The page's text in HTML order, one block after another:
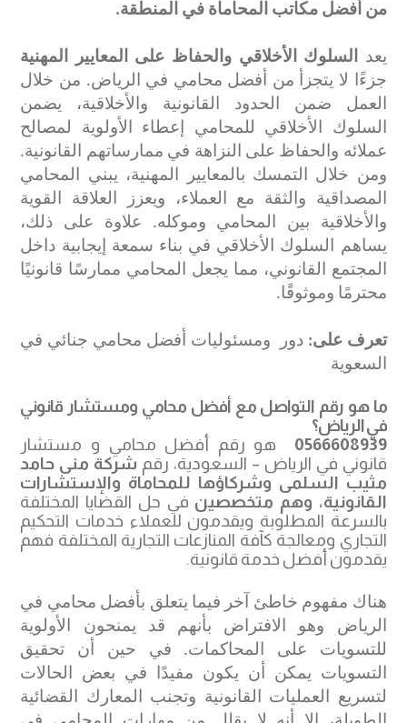
من أفضل مكاتب المحاماة في المنطقة.
يعد السلوك الأخلاقي والحفاظ على المعايير المهنية
جزءًا لا يتجزأ من أفضل محامي في الرياض. من خلال
العمل ضمن الحدود القانونية والأخلاقية، يضمن
السلوك الأخلاقي للمحامي إعطاء الأولوية لمصالح
عملائه والحفاظ على النزاهة في ممارساتهم القانونية.
ومن خلال التمسك بالمعايير المهنية، يبني المحامي
المصداقية والثقة مع العملاء، ويعزز العلاقة القوية
والأخلاقية بين المحامي وموكله. علاوة على ذلك،
يساهم السلوك الأخلاقي في بناء سمعة إيجابية داخل
المجتمع القانوني، مما يجعل المحامي ممارسًا قانونيًا
محترمًا وموثوقًا.
تعرف على:دور ومسئوليات أفضل محامي جنائي في
السعوية
ما هو رقم التواصل مع أفضل محامي ومستشار قانوني
في الرياض؟
0566608939
هو رقم أفضل محامي و مستشار
قانوني في الرياض – السعودية، رقم شركة منى حامد
مثيب السلمى وشركاؤها للمحاماة والإستشارات
القانونية، وهم متخصصين في حل القضايا المختلفة
بالسرعة المطلوبة ويقدمون للعملاء خدمات التحكيم
التجاري ومعالجة كآفة المنازعات التجارية المختلفة فهم
يقدمون أفضل خدمة قانونية.
هناك مفهوم خاطئ آخر فيما يتعلق بأفضل محامي في
الرياض وهو الافتراض بأنهم قد يمنحون الأولوية
للتسويات على المحاكمات. في حين أن تحقيق
التسويات يمكن أن يكون مفيدًا في بعض الحالات
لتسريع العمليات القانونية وتجنب المعارك القضائية